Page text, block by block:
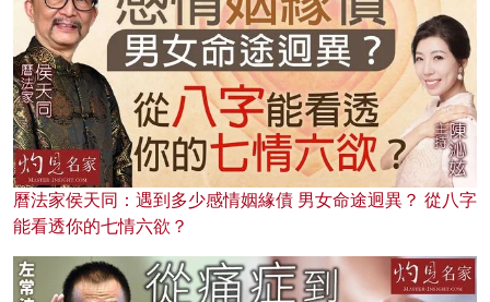
曆法家侯天同：遇到多少感情姻緣債 男女命途迥異？ 從八字
能看透你的七情六欲？